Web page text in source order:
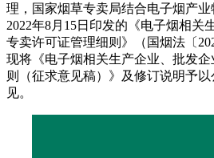
理，国家烟草专卖局结合电子烟产
2022年8月15日印发的《电子烟相关
专卖许可证管理细则》（国烟法〔
现将《电子烟相关生产企业、批发
则（征求意见稿）》及修订说明予
见。